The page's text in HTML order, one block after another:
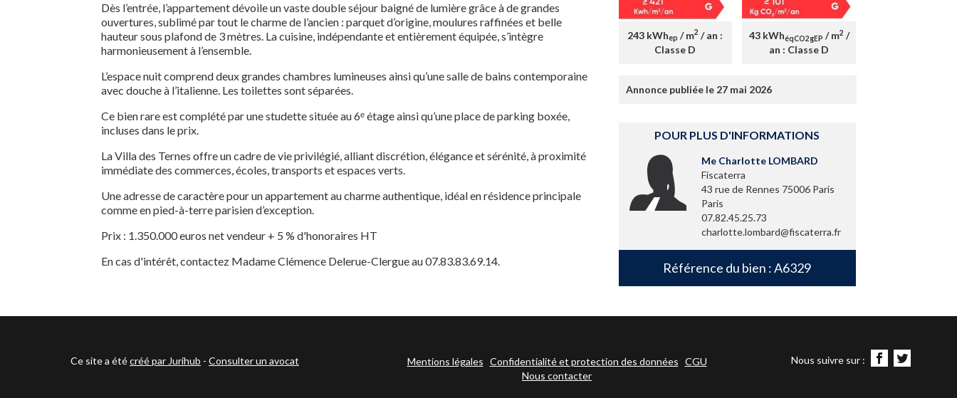
Dès l’entrée, l’appartement dévoile un vaste double séjour baigné de lumière grâce à de grandes
ouvertures, sublimé par tout le charme de l’ancien : parquet d’origine, moulures raffinées et belle
hauteur sous plafond de 3 mètres. La cuisine, indépendante et entièrement équipée, s’intègre
harmonieusement à l’ensemble.
L’espace nuit comprend deux grandes chambres lumineuses ainsi qu’une salle de bains contemporaine
avec douche à l’italienne. Les toilettes sont séparées.
Ce bien rare est complété par une studette située au 6ᵉ étage ainsi qu’une place de parking boxée,
incluses dans le prix.
La Villa des Ternes offre un cadre de vie privilégié, alliant discrétion, élégance et sérénité, à proximité
immédiate des commerces, écoles, transports et espaces verts.
Une adresse de caractère pour un appartement au charme authentique, idéal en résidence principale
comme en pied-à-terre parisien d’exception.
Prix : 1.350.000 euros net vendeur + 5 % d'honoraires HT
En cas d'intérêt, contactez Madame Clémence Delerue-Clergue au 07.83.83.69.14.
243 kWhep / m2 / an :
Classe D
43 kWhéqCO2gEP / m2 /
an : Classe D
Annonce publiée le 27 mai 2026
POUR PLUS D'INFORMATIONS
Me Charlotte LOMBARD
Fiscaterra
43 rue de Rennes 75006 Paris
Paris
07.82.45.25.73
charlotte.lombard@fiscaterra.fr
Référence du bien : A6329
Ce site a étécréé par Jurihub - Consulter un avocat Mentions légales Confidentialité et protection des données CGU
Nous contacter
Nous suivre sur :